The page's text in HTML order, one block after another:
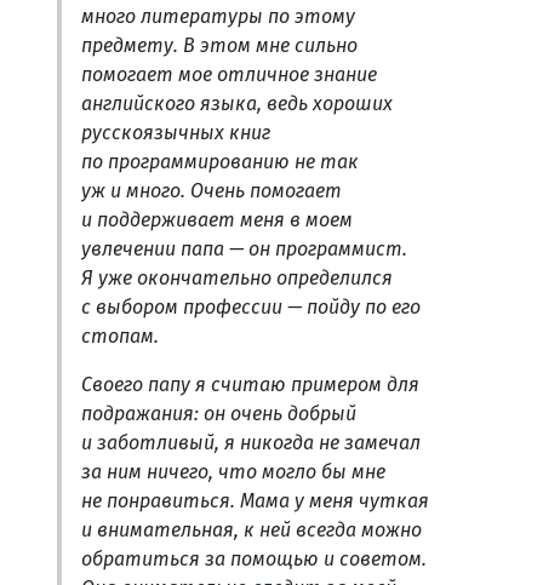
много литературы по этому
предмету. В этом мне сильно
помогает мое отличное знание
английского языка, ведь хороших
русскоязычных книг
по программированию не так
уж и много. Очень помогает
и поддерживает меня в моем
увлечении папа — он программист.
Я уже окончательно определился
с выбором профессии — пойду по его
стопам.
Своего папу я считаю примером для
подражания: он очень добрый
и заботливый, я никогда не замечал
за ним ничего, что могло бы мне
не понравиться. Мама у меня чуткая
и внимательная, к ней всегда можно
обратиться за помощью и советом.